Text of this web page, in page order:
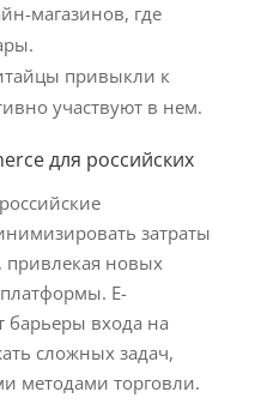
магазинов, где
привыкли к
участвуют в нем.
для российских
затраты
привлекая новых
E-
барьеры входа на
сложных задач,
методами торговли.